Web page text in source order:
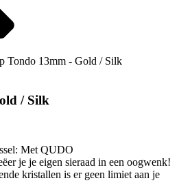
Tondo 13mm - Gold / Silk
/ Silk
Met QUDO
je je eigen sieraad in een oogwenk!
kristallen is er geen limiet aan je